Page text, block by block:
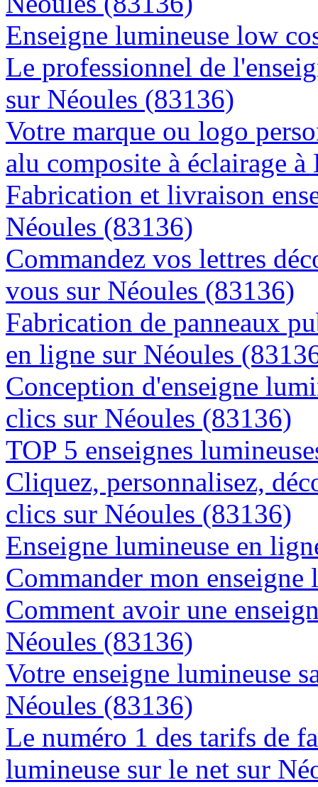
Enseigne lumineuse low
Le professionnel de
sur Néoules (83136)
Votre marque ou logo
alu composite à éclairage
Fabrication et livraison
Néoules (83136)
Commandez vos lettres
vous sur Néoules (83136)
Fabrication de panneaux
en ligne sur Néoules
Conception d'enseigne
clics sur Néoules (83136)
TOP 5 enseignes
Cliquez, personnalisez,
clics sur Néoules (83136)
Enseigne lumineuse en
Commander mon
Comment avoir une
Néoules (83136)
Votre enseigne lumineuse
Néoules (83136)
Le numéro 1 des tarifs de
lumineuse sur le net sur